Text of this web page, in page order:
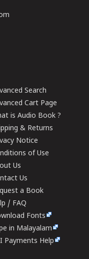
Search
Cart Page
is Audio Book ?
& Returns
Notice
of Use
Us
Us
a Book
/ FAQ
Fonts
in Malayalam
Payments Help